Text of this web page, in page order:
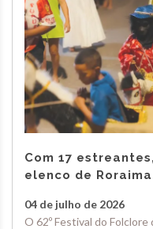
Com 17
elenco de
04 de julho de 2026
O 62º Festival do Folclore